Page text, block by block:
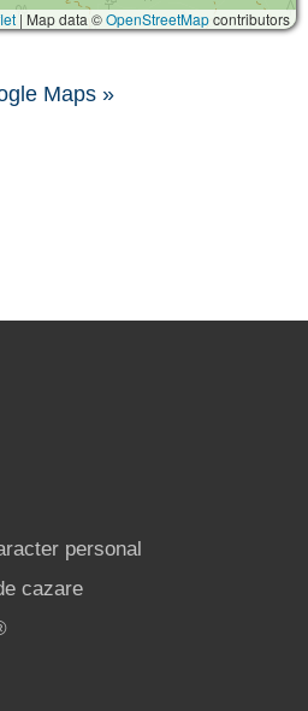
| Map data ©OpenStreetMapcontributors
Maps »
personal
cazare